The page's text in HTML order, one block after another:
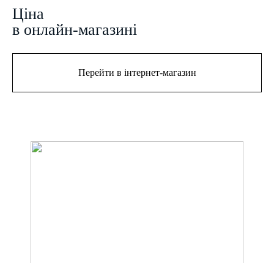
Цiна
в онлайн-магазині
Перейти в інтернет-магазин